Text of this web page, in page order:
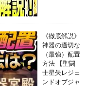
《徹底解説》
神器の適切な
（最強）配置
方法 【聖闘
士星矢レジェ
ンドオブジャ